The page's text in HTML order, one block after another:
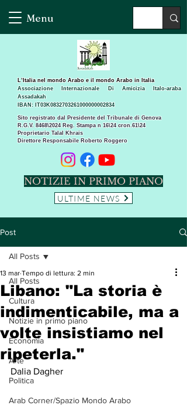
Menu
Sito registrato dal Presidente del Tribunale di Genova
R.G.V. 8468\2024 Reg. Stampa n 16\24 cron.61\24 ​
Proprietario Talal Khrais
Direttore Responsabile Roberto Roggero
L’Italia nel mondo Arabo e il mondo Arabo in Italia
Associazione Internazionale Di Amicizia Italo-araba
Assadakah
IBAN: IT03K0832703261000000002834
NOTIZIE IN PRIMO PIANO
ULTIME NEWS
Post
All Posts
Cultura
Notizie in primo piano
Economia
Arte
Politica
Arab Corner/Spazio Mondo Arabo
All Posts
Libano: "La storia è
indimenticabile, ma a
volte insistiamo nel
ripeterla."
13 mar Tempo di lettura: 2 min
Dalia Dagher